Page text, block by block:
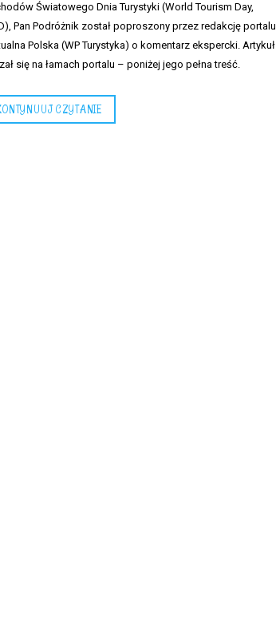
Światowego Dnia Turystyki (World Tourism Day,
Pan Podróżnik został poproszony przez redakcję portalu
Polska (WP Turystyka) o komentarz ekspercki. Artykuł
się na łamach portalu – poniżej jego pełna treść.
CZYTANIE